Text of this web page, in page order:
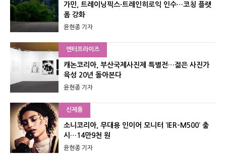
가민, 트레이닝픽스·트레인히로익 인수…코칭 플랫
폼 강화
윤현종 기자
엔터프라이즈
캐논코리아, 부산국제사진제 특별전…젊은 사진가
육성 20년 돌아본다
윤현종 기자
신제품
소니코리아, 무대용 인이어 모니터 ‘IER-M500’ 출
시…14만9천 원
윤현종 기자